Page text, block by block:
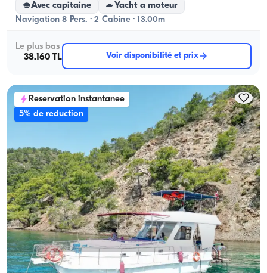
Avec capitaine
Yacht a moteur
Navigation 8 Pers. · 2 Cabine · 13.00m
Le plus bas
38.160 TL
Voir disponibilité et prix
Reservation instantanee
5% de reduction
Göcek, Muğla Nouveau bateau